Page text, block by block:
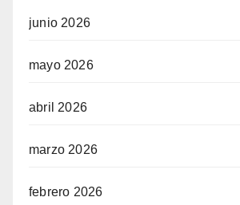
junio 2026
mayo 2026
abril 2026
marzo 2026
febrero 2026